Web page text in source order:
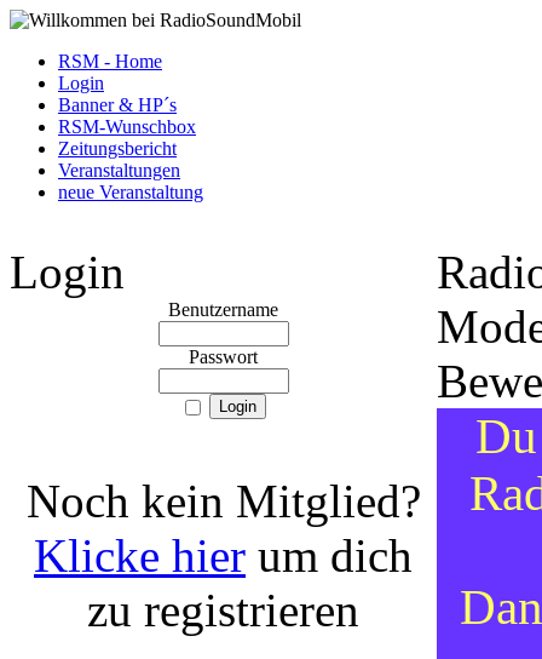
RSM - Home
Login
Banner & HP´s
RSM-Wunschbox
Zeitungsbericht
Veranstaltungen
neue Veranstaltung
Login
Benutzername
Passwort
Noch kein Mitglied?
Klicke hier um dich
zu registrieren